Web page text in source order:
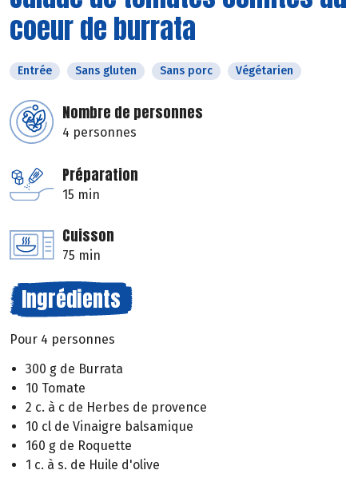
coeur de burrata
Entrée Sans gluten Sans porc Végétarien
Nombre de personnes
4 personnes
Préparation
15 min
Cuisson
75 min
Ingrédients
Pour 4 personnes
300 g de Burrata
10 Tomate
2 c. à c de Herbes de provence
10 cl de Vinaigre balsamique
160 g de Roquette
1 c. à s. de Huile d'olive